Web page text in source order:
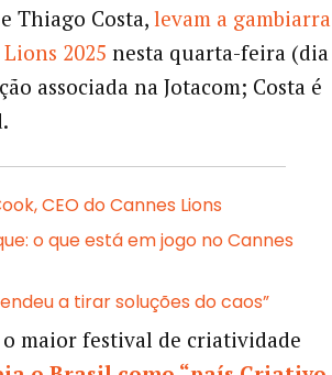
Thiago Costa, levam a gambiarra
2025 nesta quarta-feira (dia
associada na Jotacom; Costa é
CEO do Cannes Lions
o que está em jogo no Cannes
a tirar soluções do caos”
maior festival de criatividade